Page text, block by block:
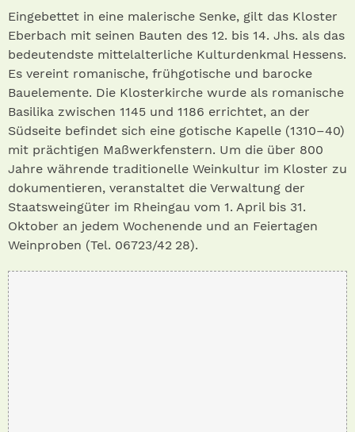
Eingebettet in eine malerische Senke, gilt das Kloster
Eberbach mit seinen Bauten des 12. bis 14. Jhs. als das
bedeutendste mittelalterliche Kulturdenkmal Hessens.
Es vereint romanische, frühgotische und barocke
Bauelemente. Die Klosterkirche wurde als romanische
Basilika zwischen 1145 und 1186 errichtet, an der
Südseite befindet sich eine gotische Kapelle (1310–40)
mit prächtigen Maßwerkfenstern. Um die über 800
Jahre währende traditionelle Weinkultur im Kloster zu
dokumentieren, veranstaltet die Verwaltung der
Staatsweingüter im Rheingau vom 1. April bis 31.
Oktober an jedem Wochenende und an Feiertagen
Weinproben (Tel. 06723/42 28).